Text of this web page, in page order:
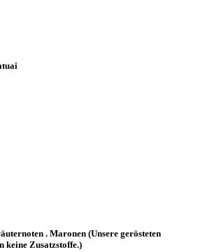
. Maronen (Unsere gerösteten
keine Zusatzstoffe.)